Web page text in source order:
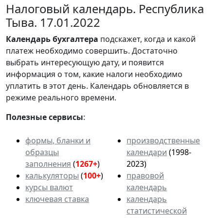
Налоговый календарь. Республика
Тыва. 17.01.2022
Календарьбухгалтера подскажет, когда и какой
платеж необходимо совершить. Достаточно
выбрать интересующую дату, и появится
информация о том, какие налоги необходимо
уплатить в этот день. Календарь обновляется в
режиме реального времени.
Полезные сервисы:
формы, бланки и
образцы
заполнения (1267+)
калькуляторы (100+)
курсы валют
ключевая ставка
производственные
календари (1998-
2023)
правовой
календарь
календарь
статистической